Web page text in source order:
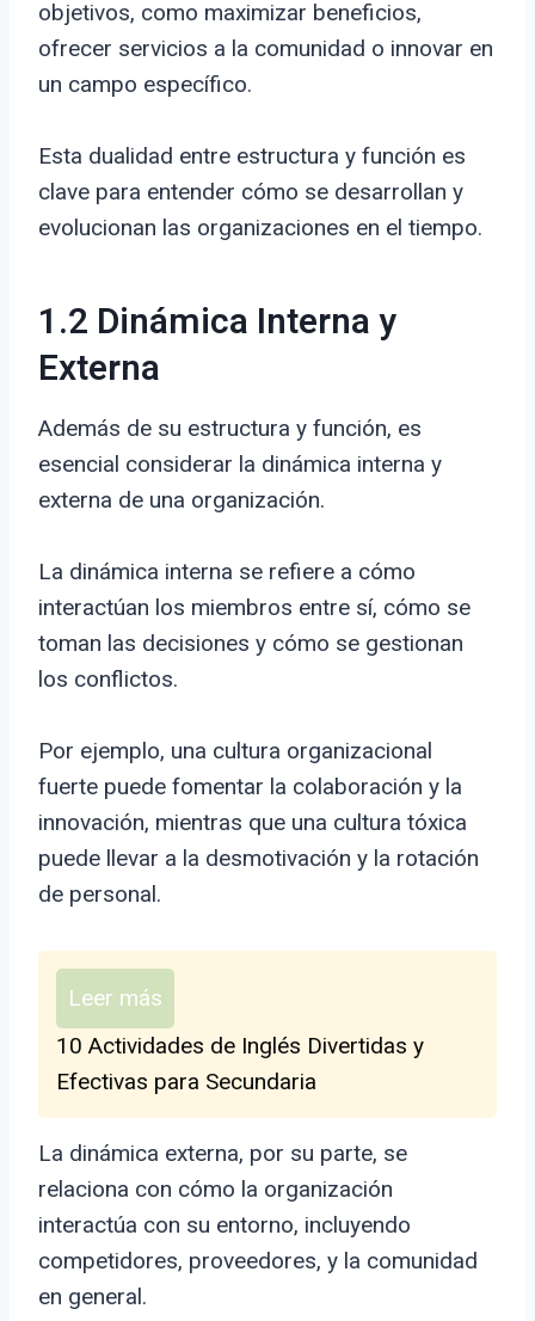
objetivos, como maximizar beneficios,
ofrecer servicios a la comunidad o innovar en
un campo específico.
Esta dualidad entre estructura y función es
clave para entender cómo se desarrollan y
evolucionan las organizaciones en el tiempo.
1.2 Dinámica Interna y
Externa
Además de su estructura y función, es
esencial considerar la dinámica interna y
externa de una organización.
La dinámica interna se refiere a cómo
interactúan los miembros entre sí, cómo se
toman las decisiones y cómo se gestionan
los conflictos.
Por ejemplo, una cultura organizacional
fuerte puede fomentar la colaboración y la
innovación, mientras que una cultura tóxica
puede llevar a la desmotivación y la rotación
de personal.
Leer más
10 Actividades de Inglés Divertidas y
Efectivas para Secundaria
La dinámica externa, por su parte, se
relaciona con cómo la organización
interactúa con su entorno, incluyendo
competidores, proveedores, y la comunidad
en general.